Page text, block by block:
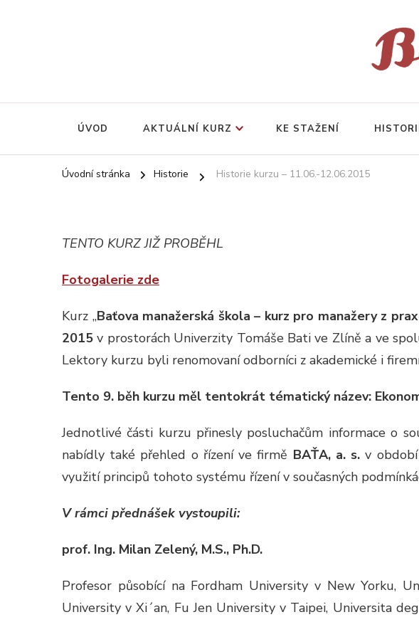
ÚVOD AKTUÁLNÍ KURZ KE STAŽENÍ
Úvodní stránka Historie Historie kurzu – 11.06.-12.06.2015
TENTO KURZ JIŽ PROBĚHL
Fotogalerie zde
Kurz „Baťova manažerská škola – kurz pro manažery z
2015 v prostorách Univerzity Tomáše Bati ve Zlíně a ve
Lektory kurzu byli renomovaní odborníci z akademické i
Tento 9. běh kurzu měl tentokrát tématický název:
Jednotlivé části kurzu přinesly posluchačům informace o
nabídly také přehled o řízení ve firmě BAŤA, a. s. v
využití principů tohoto systému řízení v současných
V rámci přednášek vystoupili:
prof. Ing. Milan Zelený, M.S., Ph.D.
Profesor působící na Fordham University v New Yorku,
University v Xi´an, Fu Jen University v Taipei, Universita